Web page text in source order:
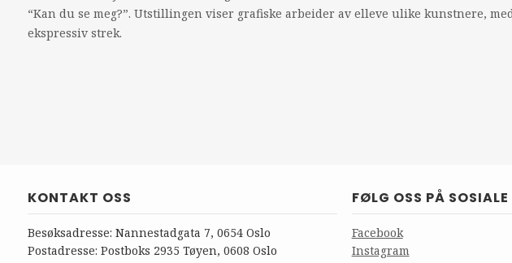
“Kan du se meg?”. Utstillingen viser grafiske arbeider av elleve ulike kunstnere,
ekspressiv strek.
KONTAKT OSS
Besøksadresse: Nannestadgata 7, 0654 Oslo
Postadresse: Postboks 2935 Tøyen, 0608 Oslo
FØLG OSS PÅ SOSIALE
Facebook
Instagram